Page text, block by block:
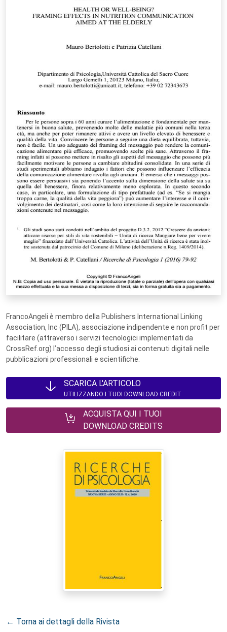
FrancoAngeli è membro della Publishers International Linking
Association, Inc (PILA), associazione indipendente e non profit per
facilitare (attraverso i servizi tecnologici implementati da
CrossRef.org) l’accesso degli studiosi ai contenuti digitali nelle
pubblicazioni professionali e scientifiche.
SCARICA L'ARTICOLO
UTILIZZANDO I TUOI DOWNLOAD CREDIT
ACQUISTA QUI I TUOI
DOWNLOAD CREDITS
← Torna ai dettagli della Rivista